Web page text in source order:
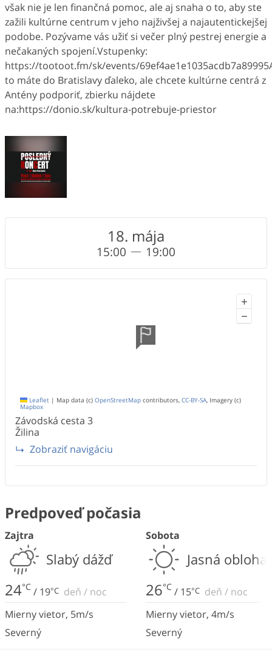
však nie je len finančná pomoc, ale aj snaha o to, aby ste
zažili kultúrne centrum v jeho najživšej a najautentickejšej
podobe. Pozývame vás užiť si večer plný pestrej energie a
nečakaných spojení.Vstupenky:
https://tootoot.fm/sk/events/
to máte do Bratislavy ďaleko, ale chcete kultúrne centrá z
Antény podporiť, zbierku nájdete
na:https://donio.sk/kultura-potrebuje-priestor
18. mája
15:00 19:00
+
−
Leaflet | Map data (c) OpenStreetMap contributors, CC-BY-SA, Imagery (c)
Mapbox
Závodská cesta 3
Žilina
Zobraziť navigáciu
Predpoveď počasia
Zajtra
Slabý dážď
24°C / 19°C deň / noc
Mierny vietor, 5m/s
Severný
Sobota
Jasná obloha
26°C / 15°C deň / noc
Mierny vietor, 4m/s
Severný